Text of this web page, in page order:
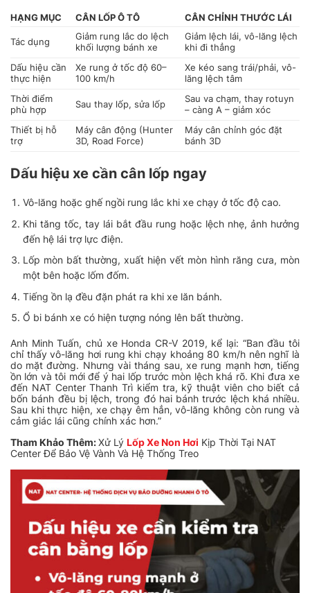
HẠNG MỤC CÂN LỐP Ô TÔ CÂN CHỈNH THƯỚC LÁI
Tác dụng
Giảm rung lắc do lệch
khối lượng bánh xe
Giảm lệch lái, vô-lăng lệch
khi đi thẳng
Dấu hiệu cần
thực hiện
Xe rung ở tốc độ 60–
100 km/h
Xe kéo sang trái/phải, vô-
lăng lệch tâm
Thời điểm
phù hợp
Sau thay lốp, sửa lốp
Sau va chạm, thay rotuyn
– càng A – giảm xóc
Thiết bị hỗ
trợ
Máy cân động (Hunter
3D, Road Force)
Máy cân chỉnh góc đặt
bánh 3D
Dấu hiệu xe cần cân lốp ngay
Vô-lăng hoặc ghế ngồi rung lắc khi xe chạy ở tốc độ cao.
Khi tăng tốc, tay lái bắt đầu rung hoặc lệch nhẹ, ảnh hưởng
đến hệ lái trợ lực điện.
Lốp mòn bất thường, xuất hiện vết mòn hình răng cưa, mòn
một bên hoặc lốm đốm.
Tiếng ồn lạ đều đặn phát ra khi xe lăn bánh.
Ổ bi bánh xe có hiện tượng nóng lên bất thường.
Anh Minh Tuấn, chủ xe Honda CR-V 2019, kể lại: “Ban đầu tôi
chỉ thấy vô-lăng hơi rung khi chạy khoảng 80 km/h nên nghĩ là
do mặt đường. Nhưng vài tháng sau, xe rung mạnh hơn, tiếng
ồn lớn và tôi mới để ý hai lốp trước mòn lệch khá rõ. Khi đưa xe
đến NAT Center Thanh Trì kiểm tra, kỹ thuật viên cho biết cả
bốn bánh đều bị lệch, trong đó hai bánh trước lệch khá nhiều.
Sau khi thực hiện, xe chạy êm hẳn, vô-lăng không còn rung và
cảm giác lái cũng chính xác hơn.”
Tham Khảo Thêm:Xử Lý Lốp Xe Non Hơi Kịp Thời Tại NAT
Center Để Bảo Vệ Vành Và Hệ Thống Treo